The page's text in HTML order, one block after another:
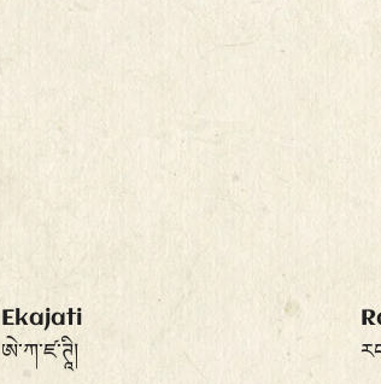
Ekajati
ཨེ་ཀ་ཛ་ཊཱི།